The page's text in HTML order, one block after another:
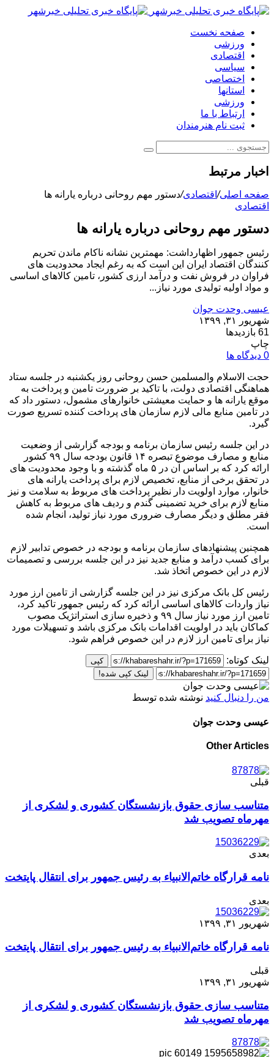
صفحه نخست
ورزشی
اقتصادی
سیاسی
اختصاصی
استانها
ورزشی
ارتباط با ما
ثبت نام هنرمندان
اخبار مرتبط
صفحه اصلی/اقتصادی/دستور مهم روحانی درباره یارانه ها
اقتصادی
دستور مهم روحانی درباره یارانه ها
رئیس جمهور اظهارداشت: مهمترین نشانه ناکام ماندن تحریم
کنندگان اقتصاد ایران این است که به رغم ایجاد محدودیت های
فراوان در فروش نفت و درآمد ارزی کشور، تامین کالاهای اساسی
و مواد اولیه تولیدی مورد نیاز...
عیسی وحدت جوان
شهریور ۳۱, ۱۳۹۹
61 بازدیدها
چاپ
0 دیدگاه ها
حجت الاسلام والمسلمین حسن روحانی روز یکشنبه در جلسه ستاد
هماهنگی اقتصادی دولت، با تاکید بر ضرورت تامین و پرداخت به
موقع یارانه ها و حمایت معیشتی خانوارهای مشمول، دستور داد که
در تامین منابع مالی لازم سازمان های پرداخت کننده تسریع صورت
گیرد.
در این جلسه رئیس سازمان برنامه و بودجه گزارشی از وضعیت
منابع و مصارف موضوع تبصره ۱۴ قانون بودجه سال ۹۹ کشور
ارائه کرد که بر اساس آن در ۵ ماه گذشته و با وجود محدودیت های
در تحقق برخی از منابع، تخصیص لازم برای پرداخت یارانه های
خانوار، موارد اولویت دار نظیر پرداخت های مربوط به سلامت و نیز
منابع لازم برای خرید تضمینی گندم و ردیف های مربوط به کاهش
فقر مطلق و دیگر مصارف ضروری مورد نیاز تولید، انجام شده
است.
همچنین پیشنهادهای سازمان برنامه و بودجه در خصوص تدابیر لازم
برای کسب درآمد و منابع جدید نیز در این جلسه بررسی و تصمیمات
لازم در این خصوص اتخاذ شد.
رئیس کل بانک مرکزی نیز در این جلسه گزارشی از تامین ارز مورد
نیاز واردات کالاهای اساسی ارائه کرد که رئیس جمهور تاکید کرد،
تامین ارز مورد نیاز سال ۹۹ و ذخیره سازی استراتژیک مصوب
کماکان باید در اولویت اقدامات بانک مرکزی باشد و تسهیلات مورد
نیاز برای تامین ارز لازم در این خصوص فراهم شود.
لینک کوتاه:
کپی
لینک کپی شده!
من را دنبال کنید نوشته شده توسط
عیسی وحدت جوان
Other Articles
قبلی
متناسب سازی حقوق بازنشستگان کشوری و لشکری از
مهرماه تصویب شد
بعدی
نامه قرارگاه خاتم‌الانبیاء به رئیس جمهور برای انتقال پایتخت
بعدی
شهریور ۳۱, ۱۳۹۹
نامه قرارگاه خاتم‌الانبیاء به رئیس جمهور برای انتقال پایتخت
قبلی
شهریور ۳۱, ۱۳۹۹
متناسب سازی حقوق بازنشستگان کشوری و لشکری از
مهرماه تصویب شد